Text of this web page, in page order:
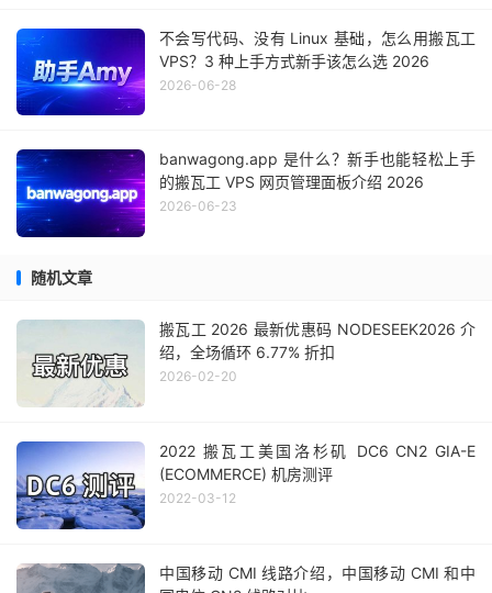
不会写代码、没有 Linux 基础，怎么用搬瓦工
VPS？3 种上手方式新手该怎么选 2026
2026-06-28
banwagong.app 是什么？新手也能轻松上手
的搬瓦工 VPS 网页管理面板介绍 2026
2026-06-23
随机文章
搬瓦工 2026 最新优惠码 NODESEEK2026 介
绍，全场循环 6.77% 折扣
2026-02-20
2022 搬瓦工美国洛杉矶 DC6 CN2 GIA-E
(ECOMMERCE) 机房测评
2022-03-12
中国移动 CMI 线路介绍，中国移动 CMI 和中